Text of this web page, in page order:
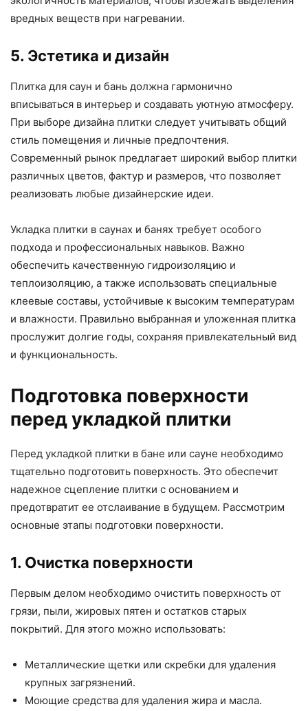
вредных веществ при нагревании.
5. Эстетика и дизайн
Плитка для саун и бань должна гармонично
вписываться в интерьер и создавать уютную атмосферу.
При выборе дизайна плитки следует учитывать общий
стиль помещения и личные предпочтения.
Современный рынок предлагает широкий выбор плитки
различных цветов, фактур и размеров, что позволяет
реализовать любые дизайнерские идеи.
Укладка плитки в саунах и банях требует особого
подхода и профессиональных навыков. Важно
обеспечить качественную гидроизоляцию и
теплоизоляцию, а также использовать специальные
клеевые составы, устойчивые к высоким температурам
и влажности. Правильно выбранная и уложенная плитка
прослужит долгие годы, сохраняя привлекательный вид
и функциональность.
Подготовка поверхности
перед укладкой плитки
Перед укладкой плитки в бане или сауне необходимо
тщательно подготовить поверхность. Это обеспечит
надежное сцепление плитки с основанием и
предотвратит ее отслаивание в будущем. Рассмотрим
основные этапы подготовки поверхности.
1. Очистка поверхности
Первым делом необходимо очистить поверхность от
грязи, пыли, жировых пятен и остатков старых
покрытий. Для этого можно использовать:
Металлические щетки или скребки для удаления
крупных загрязнений.
Моющие средства для удаления жира и масла.